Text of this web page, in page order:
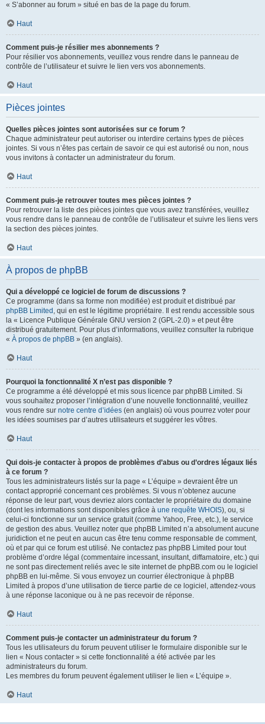
« S’abonner au forum » situé en bas de la page du forum.
Haut
Comment puis-je résilier mes abonnements ?
Pour résilier vos abonnements, veuillez vous rendre dans le panneau de
contrôle de l’utilisateur et suivre le lien vers vos abonnements.
Haut
Pièces jointes
Quelles pièces jointes sont autorisées sur ce forum ?
Chaque administrateur peut autoriser ou interdire certains types de pièces
jointes. Si vous n’êtes pas certain de savoir ce qui est autorisé ou non, nous
vous invitons à contacter un administrateur du forum.
Haut
Comment puis-je retrouver toutes mes pièces jointes ?
Pour retrouver la liste des pièces jointes que vous avez transférées, veuillez
vous rendre dans le panneau de contrôle de l’utilisateur et suivre les liens vers
la section des pièces jointes.
Haut
À propos de phpBB
Qui a développé ce logiciel de forum de discussions ?
Ce programme (dans sa forme non modifiée) est produit et distribué par
phpBB Limited , qui en est le légitime propriétaire. Il est rendu accessible sous
la « Licence Publique Générale GNU version 2 (GPL-2.0) » et peut être
distribué gratuitement. Pour plus d’informations, veuillez consulter la rubrique
« À propos de phpBB » (en anglais).
Haut
Pourquoi la fonctionnalité X n’est pas disponible ?
Ce programme a été développé et mis sous licence par phpBB Limited. Si
vous souhaitez proposer l’intégration d’une nouvelle fonctionnalité, veuillez
vous rendre sur notre centre d’idées (en anglais) où vous pourrez voter pour
les idées soumises par d’autres utilisateurs et suggérer les vôtres.
Haut
Qui dois-je contacter à propos de problèmes d’abus ou d’ordres légaux liés
à ce forum ?
Tous les administrateurs listés sur la page « L’équipe » devraient être un
contact approprié concernant ces problèmes. Si vous n’obtenez aucune
réponse de leur part, vous devriez alors contacter le propriétaire du domaine
(dont les informations sont disponibles grâce à une requête WHOIS), ou, si
celui-ci fonctionne sur un service gratuit (comme Yahoo, Free, etc.), le service
de gestion des abus. Veuillez noter que phpBB Limited n’a absolument aucune
juridiction et ne peut en aucun cas être tenu comme responsable de comment,
où et par qui ce forum est utilisé. Ne contactez pas phpBB Limited pour tout
problème d’ordre légal (commentaire incessant, insultant, diffamatoire, etc.) qui
ne sont pas directement reliés avec le site internet de phpBB.com ou le logiciel
phpBB en lui-même. Si vous envoyez un courrier électronique à phpBB
Limited à propos d’une utilisation de tierce partie de ce logiciel, attendez-vous
à une réponse laconique ou à ne pas recevoir de réponse.
Haut
Comment puis-je contacter un administrateur du forum ?
Tous les utilisateurs du forum peuvent utiliser le formulaire disponible sur le
lien « Nous contacter » si cette fonctionnalité a été activée par les
administrateurs du forum.
Les membres du forum peuvent également utiliser le lien « L’équipe ».
Haut